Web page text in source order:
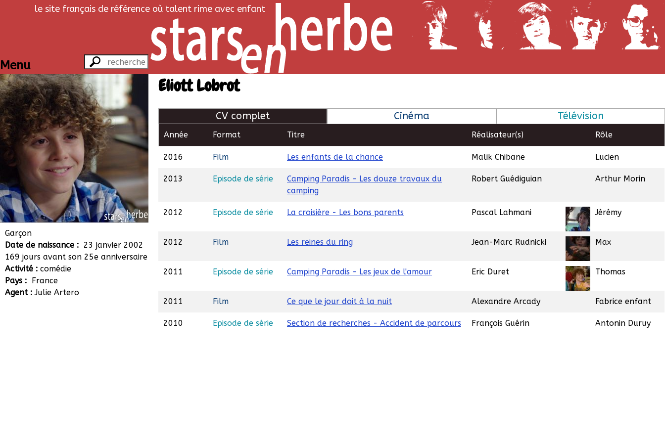
le site français de référence où talent rime avec enfant
Menu
Eliott Lobrot
Garçon
Date de naissance : 23 janvier 2002
169 jours avant son 25e anniversaire
Activité : comédie
Pays : France
Agent :Julie Artero
Eliott Lobrot
CV complet Cinéma Télévision
Année Format Titre Réalisateur(s) Rôle
2016 Film Les enfants de la chance Malik Chibane Lucien
2013 Episode de série
Camping Paradis - Les douze travaux du
camping
Robert Guédiguian Arthur Morin
2012 Episode de série La croisière - Les bons parents Pascal Lahmani Jérémy
2012 Film Les reines du ring Jean-Marc Rudnicki Max
2011 Episode de série Camping Paradis - Les jeux de l'amour Eric Duret Thomas
2011 Film Ce que le jour doit à la nuit Alexandre Arcady Fabrice enfant
2010 Episode de série Section de recherches - Accident de parcours François Guérin Antonin Duruy